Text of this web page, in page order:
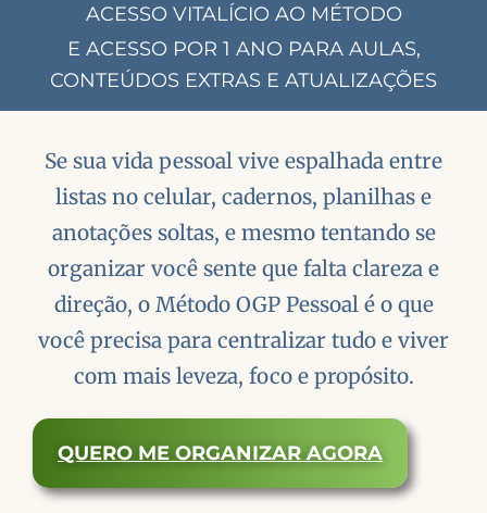
ACESSO VITALÍCIO AO MÉTODO
E ACESSO POR 1 ANO PARA AULAS,
CONTEÚDOS EXTRAS E ATUALIZAÇÕES
Se sua vida pessoal vive espalhada entre
listas no celular, cadernos, planilhas e
anotações soltas, e mesmo tentando se
organizar você sente que falta clareza e
direção, o Método OGP Pessoal é o que
você precisa para centralizar tudo e viver
com mais leveza, foco e propósito.
QUERO ME ORGANIZAR AGORA